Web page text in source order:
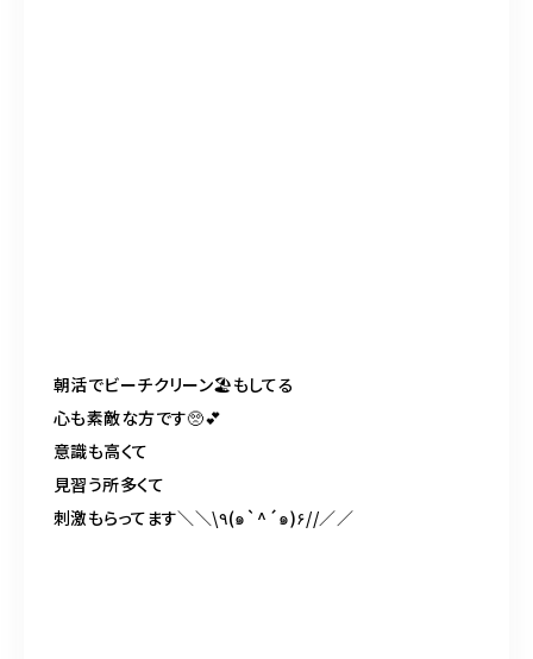
朝活でビーチクリーン🏖もしてる
心も素敵な方です🥺💕
意識も高くて
見習う所多くて
刺激もらってます＼＼\٩(๑ `^´๑)۶//／／